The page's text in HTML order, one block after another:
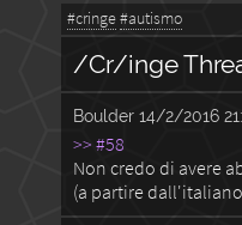
#cringe#autismo
/Cr/inge
Boulder 14/2/2016
>> #58
Non credo di avere
(a partire